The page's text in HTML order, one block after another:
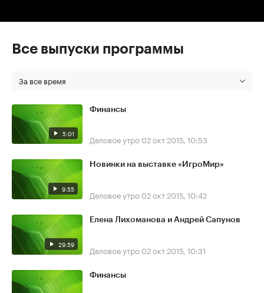
Все выпуски программы
За все время
5:01
Финансы
Деловое утро 02 окт 2015, 10:53
9:55
Новинки на выставке «ИгроМир»
Деловое утро 02 окт 2015, 10:42
29:59
Елена Лихоманова и Андрей Сапунов
Деловое утро 02 окт 2015, 10:31
Финансы